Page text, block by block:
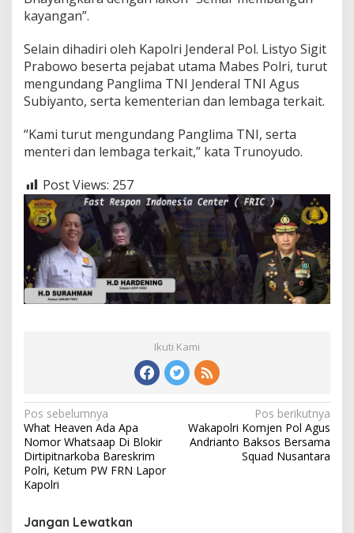
kayangan”.
Selain dihadiri oleh Kapolri Jenderal Pol. Listyo Sigit
Prabowo beserta pejabat utama Mabes Polri, turut
mengundang Panglima TNI Jenderal TNI Agus
Subiyanto, serta kementerian dan lembaga terkait.
“Kami turut mengundang Panglima TNI, serta
menteri dan lembaga terkait,” kata Trunoyudo.
Post Views: 257
Ikuti Kami
Navigasi
pos
Pos sebelumnya
What Heaven Ada Apa
Nomor Whatsaap Di Blokir
Dirtipitnarkoba Bareskrim
Polri, Ketum PW FRN Lapor
Kapolri
Pos berikutnya
Wakapolri Komjen Pol Agus
Andrianto Baksos Bersama
Squad Nusantara
Jangan Lewatkan